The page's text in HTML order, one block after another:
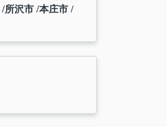
所沢市 本庄市